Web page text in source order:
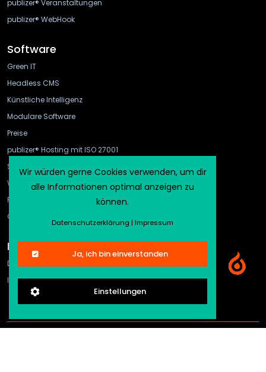
publizer® Veranstaltungen
publizer® WebHook
Software
Green IT
Headless CMS
Künstliche Intelligenz
Modulare Software
Preise
publizer® Hosting mit ISO 27001
Schnittstellen
WebHook und API Gateway
FAQ
CMS-Vergleich
Rechtliches
Datenschutz
Impressum
Wir würden gerne Cookies verwenden, um dir
alle Informationen optimal anzeigen zu
können.
Datenschutzerklärung |Impressum
Ja, ich bin einverstanden
Einstellungen